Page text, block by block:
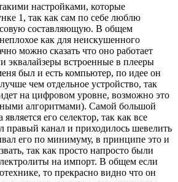
настройками, которые
1, так как сам по себе люблю
составляющую. В общем
как для неискушенного
можно сказать что оно работает
эквалайзеры встроенные в плееры
был и есть компьютер, по идее он
чем отдельное устройство, так
на цифровом уровне, возможно это
алгоритмами). Самой большой
его селектор, так как все
правый канал и приходилось шевелить
его по минимуму, в принципе это и
так как просто напросто были
на импорт. В общем если
то прекрасно видно что он